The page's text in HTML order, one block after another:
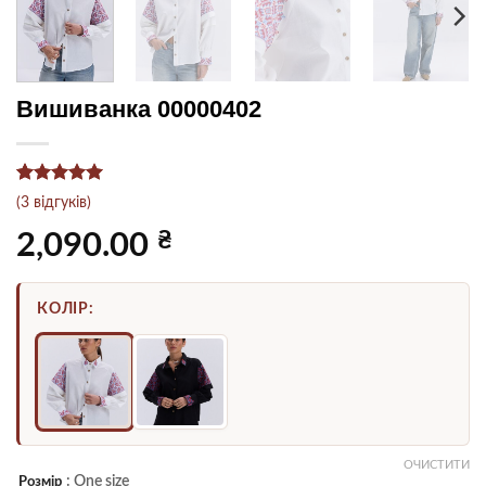
Вишиванка 00000402
Рейтинг5
з 5 на
основі
опитування
3
покупців
(3 відгуків)
2,090.00 ₴
КОЛІР:
Розмір : One size
ОЧИСТИТИ